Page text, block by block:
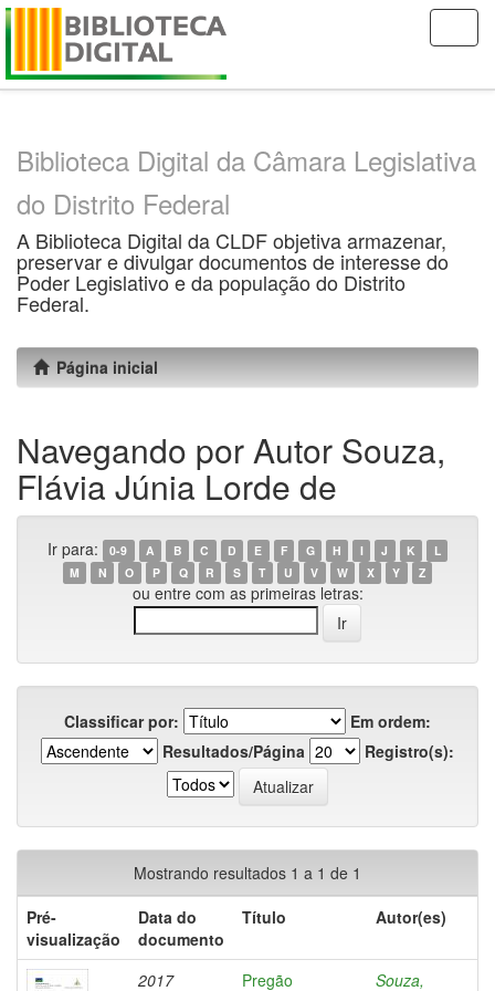
Skip
Biblioteca Digital da Câmara Legislativa
do Distrito Federal
A Biblioteca Digital da CLDF objetiva armazenar,
preservar e divulgar documentos de interesse do
Poder Legislativo e da população do Distrito
Federal.
Página inicial
Navegando por Autor Souza,
Flávia Júnia Lorde de
Ir para: 0-9 A B C D E F G H I J K
L
M
N O P Q R S T U V W X Y Z
ou entre com as primeiras letras:
Classificar por:
Em ordem:
Resultados/Página
Registro(s):
Mostrando resultados 1 a 1 de 1
Pré-
visualização
Data do
documento
Título Autor(es)
2017 Pregão Souza,